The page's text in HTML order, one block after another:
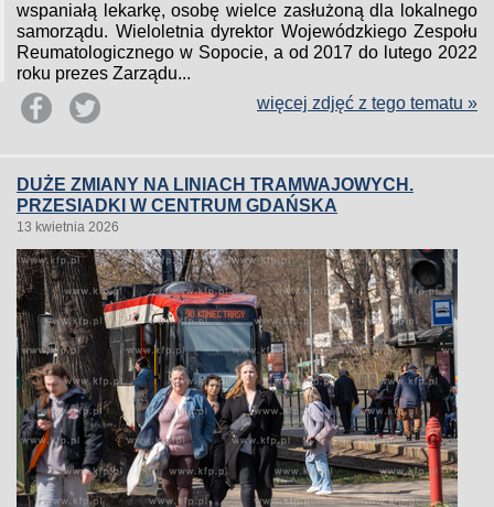
wspaniałą lekarkę, osobę wielce zasłużoną dla lokalnego
samorządu. Wieloletnia dyrektor Wojewódzkiego Zespołu
Reumatologicznego w Sopocie, a od 2017 do lutego 2022
roku prezes Zarządu...
więcej zdjęć z tego tematu »
DUŻE ZMIANY NA LINIACH TRAMWAJOWYCH.
PRZESIADKI W CENTRUM GDAŃSKA
13 kwietnia 2026